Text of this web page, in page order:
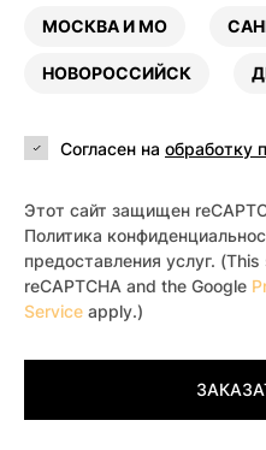
МОСКВА И МО
НОВОРОССИЙСК
Согласен на обработку
Этот сайт защищен
Политика
предоставления услуг.
reCAPTCHA and the Google
Service apply.)